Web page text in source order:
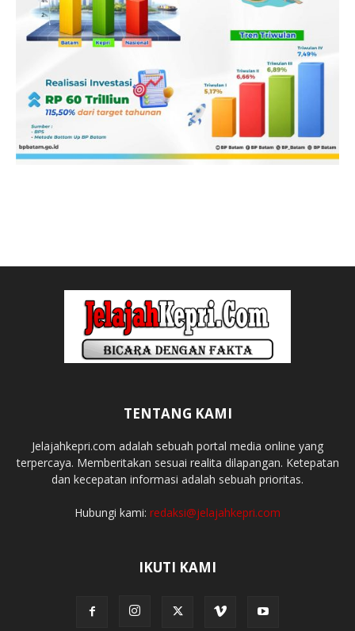
TENTANG KAMI
Jelajahkepri.com adalah sebuah portal media online yang
terpercaya. Memberitakan sesuai realita dilapangan. Ketepatan
dan kecepatan informasi adalah sebuah prioritas.
Hubungi kami: redaksi@jelajahkepri.com
IKUTI KAMI